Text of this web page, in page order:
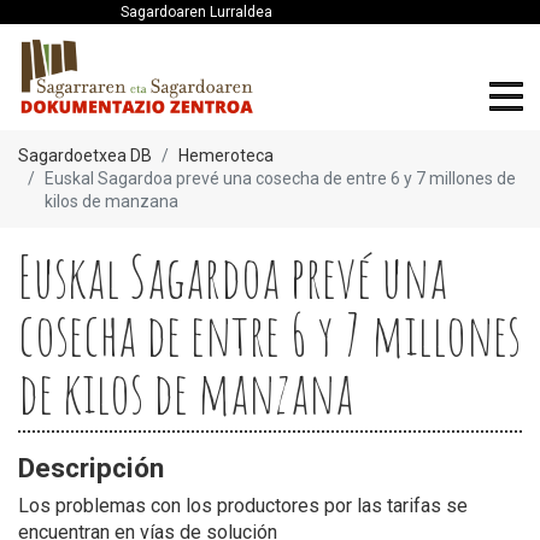
Sagardoaren Lurraldea
Sagardoetxea DB
Hemeroteca
Euskal Sagardoa prevé una cosecha de entre 6 y 7 millones de
kilos de manzana
Euskal Sagardoa prevé una
cosecha de entre 6 y 7 millones
de kilos de manzana
Descripción
Los problemas con los productores por las tarifas se
encuentran en vías de solución